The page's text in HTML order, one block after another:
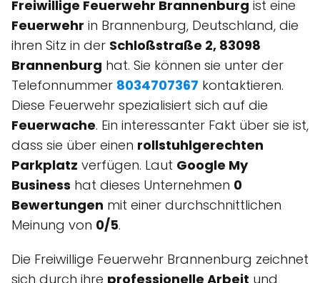
Freiwillige Feuerwehr Brannenburg ist eine
Feuerwehr in Brannenburg, Deutschland, die
ihren Sitz in der Schloßstraße 2, 83098
Brannenburg hat. Sie können sie unter der
Telefonnummer 8034707367 kontaktieren.
Diese Feuerwehr spezialisiert sich auf die
Feuerwache. Ein interessanter Fakt über sie ist,
dass sie über einen rollstuhlgerechten
Parkplatz verfügen. Laut Google My
Business hat dieses Unternehmen 0
Bewertungen mit einer durchschnittlichen
Meinung von 0/5.
Die Freiwillige Feuerwehr Brannenburg zeichnet
sich durch ihre professionelle Arbeit und